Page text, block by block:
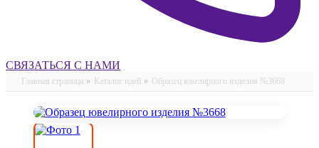
СВЯЗАТЬСЯ С НАМИ
Главная страница » Каталог идей » Образец ювелирного изделия №3668